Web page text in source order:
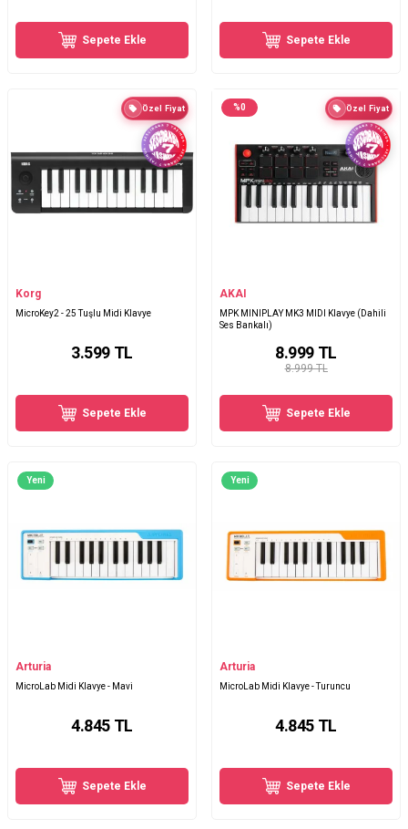
Sepete Ekle Sepete Ekle
Özel Fiyat
Korg
MicroKey2 - 25 Tuşlu Midi Klavye
3.599 TL
Sepete Ekle
%0 Özel Fiyat
AKAI
MPK MINIPLAY MK3 MIDI Klavye (Dahili
Ses Bankalı)
8.999 TL
8.999 TL
Sepete Ekle
Yeni
Arturia
MicroLab Midi Klavye - Mavi
4.845 TL
Sepete Ekle
Yeni
Arturia
MicroLab Midi Klavye - Turuncu
4.845 TL
Sepete Ekle